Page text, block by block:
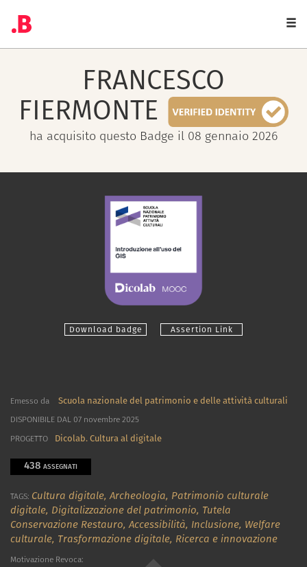
FRANCESCO
FIERMONTE
ha acquisito questo Badge il 08 gennaio 2026
Download badge Assertion Link
Emesso da Scuola nazionale del patrimonio e delle attività culturali
DISPONIBILE DAL 07 novembre 2025
PROGETTO
Dicolab. Cultura al digitale
438 ASSEGNATI
TAGS: Cultura digitale,Archeologia, Patrimonio culturale
digitale, Digitalizzazione del patrimonio, Tutela
Conservazione Restauro,Accessibilità, Inclusione, Welfare
culturale, Trasformazione digitale, Ricerca e innovazione
Motivazione Revoca: